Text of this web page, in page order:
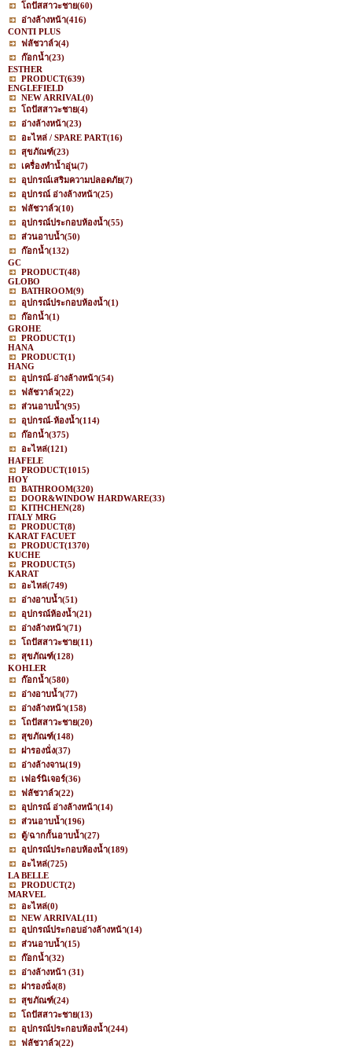
โถปัสสาวะชาย(60)
อ่างล้างหน้า(416)
CONTI PLUS
ฟลัชวาล์ว(4)
ก๊อกน้ำ(23)
ESTHER
PRODUCT(639)
ENGLEFIELD
NEW ARRIVAL(0)
โถปัสสาวะชาย(4)
อ่างล้างหน้า(23)
อะไหล่ / SPARE PART(16)
สุขภัณฑ์(23)
เครื่องทำน้ำอุ่น(7)
อุปกรณ์เสริมความปลอดภัย(7)
อุปกรณ์ อ่างล้างหน้า(25)
ฟลัชวาล์ว(10)
อุปกรณ์ประกอบห้องน้ำ(55)
ส่วนอาบน้ำ(50)
ก๊อกน้ำ(132)
GC
PRODUCT(48)
GLOBO
BATHROOM(9)
อุปกรณ์ประกอบห้องน้ำ(1)
ก๊อกน้ำ(1)
GROHE
PRODUCT(1)
HANA
PRODUCT(1)
HANG
อุปกรณ์-อ่างล้างหน้า(54)
ฟลัชวาล์ว(22)
ส่วนอาบน้ำ(95)
อุปกรณ์-ห้องน้ำ(114)
ก๊อกน้ำ(375)
อะไหล่(121)
HAFELE
PRODUCT(1015)
HOY
BATHROOM(320)
DOOR&WINDOW HARDWARE(33)
KITHCHEN(28)
ITALY MRG
PRODUCT(8)
KARAT FACUET
PRODUCT(1370)
KUCHE
PRODUCT(5)
KARAT
อะไหล่(749)
อ่างอาบน้ำ(51)
อุปกรณ์ห้องน้ำ(21)
อ่างล้างหน้า(71)
โถปัสสาวะชาย(11)
สุขภัณฑ์(128)
KOHLER
ก๊อกน้ำ(580)
อ่างอาบน้ำ(77)
อ่างล้างหน้า(158)
โถปัสสาวะชาย(20)
สุขภัณฑ์(148)
ฝารองนั่ง(37)
อ่างล้างจาน(19)
เฟอร์นิเจอร์(36)
ฟลัชวาล์ว(22)
อุปกรณ์ อ่างล้างหน้า(14)
ส่วนอาบน้ำ(196)
ตู้/ฉากกั้นอาบน้ำ(27)
อุปกรณ์ประกอบห้องน้ำ(189)
อะไหล่(725)
LA BELLE
PRODUCT(2)
MARVEL
อะไหล่(0)
NEW ARRIVAL(11)
อุปกรณ์ประกอบอ่างล้างหน้า(14)
ส่วนอาบน้ำ(15)
ก๊อกน้ำ(32)
อ่างล้างหน้า (31)
ฝารองนั่ง(8)
สุขภัณฑ์(24)
โถปัสสาวะชาย(13)
อุปกรณ์ประกอบห้องน้ำ(244)
ฟลัชวาล์ว(22)